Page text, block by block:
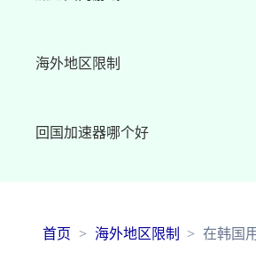
海外地区限制
回国加速器哪个好
首页 海外地区限制 在韩国